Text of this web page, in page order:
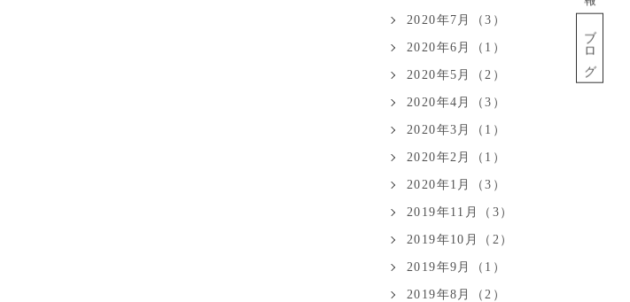
ブログ
2020年7月（3）
2020年6月（1）
2020年5月（2）
2020年4月（3）
2020年3月（1）
2020年2月（1）
2020年1月（3）
2019年11月（3）
2019年10月（2）
2019年9月（1）
2019年8月（2）